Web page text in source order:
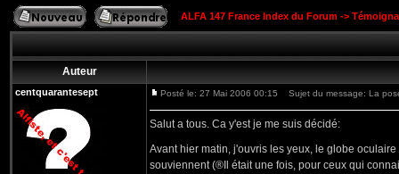
ALFA 147 France Index du Forum ->
Auteur
centquarantesept Posté le: 27 Mai 2006 00:15 Sujet du message: La
Salut a tous. Ca y'est je me suis décidé:
Avant hier matin, j'ouvris les yeux, le globe
souviennent (®Il était une fois, pour ceux qui